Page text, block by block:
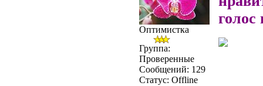
Оптимистка
Группа:
Проверенные
Сообщений: 129
Статус: Offline
голос